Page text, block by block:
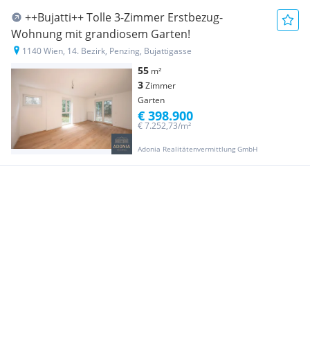
++Bujatti++ Tolle 3-Zimmer Erstbezug-
Wohnung mit grandiosem Garten!
1140 Wien, 14. Bezirk, Penzing, Bujattigasse
55 m²
3Zimmer
Garten
Adonia Realitätenvermittlung GmbH
€ 7.252,73/m²
€ 398.900